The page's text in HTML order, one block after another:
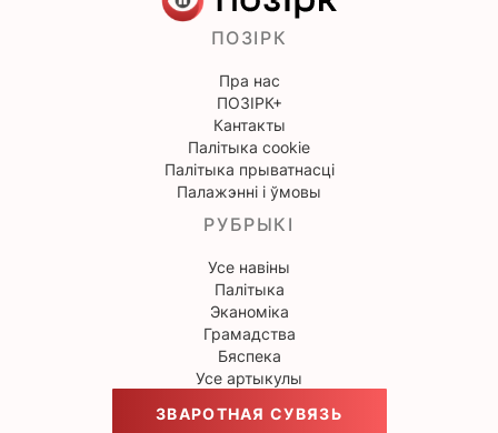
ПОЗІРК
Пра нас
ПОЗІРК+
Кантакты
Палітыка cookie
Палітыка прыватнасці
Палажэнні і ўмовы
РУБРЫКІ
Усе навіны
Палітыка
Эканоміка
Грамадства
Бяспека
Усе артыкулы
ЗВАРОТНАЯ СУВЯЗЬ